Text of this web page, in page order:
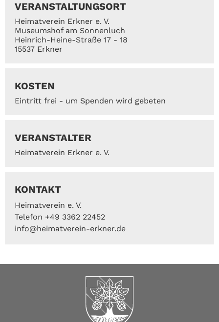
VERANSTALTUNGSORT
Heimatverein Erkner e. V.
Museumshof am Sonnenluch
Heinrich-Heine-Straße 17 - 18
15537 Erkner
KOSTEN
Eintritt frei - um Spenden wird gebeten
VERANSTALTER
Heimatverein Erkner e. V.
KONTAKT
Heimatverein e. V.
Telefon +49 3362 22452
info@heimatverein-erkner.de